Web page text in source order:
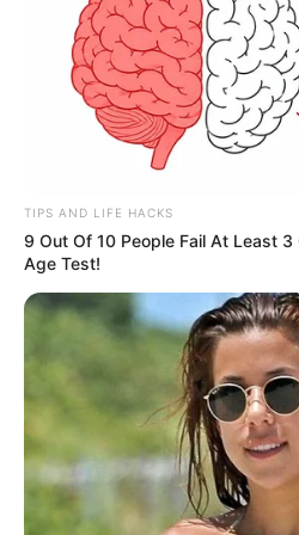
explicou o Promotor de Justiça
A situação que envolve a
não é de exclusividade
Urucurituba. Embora o número de
recursos federais para pagamento
combate às endemias, insistem em
TIPS AND LIFE HACKS
9 Out Of 10 People Fail At Least
Age Test!